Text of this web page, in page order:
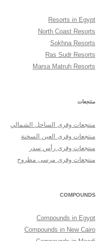
Resorts in Egypt
North Coast Resorts
Sokhna Resorts
Ras Sudr Resorts
Marsa Matruh Resorts
منتجعات
منتجعات وقرى الساحل الشمالي
منتجعات وقرى العين السخنة
منتجعات وقرى رأس سدر
منتجعات وقرى مرسى مطروح
COMPOUNDS
Compounds in Egypt
Compounds in New Cairo